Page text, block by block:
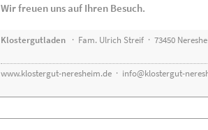
Wir freuen uns auf Ihren Besuch.
Klostergutladen · Fam. Ulrich Streif · 73450
www.klostergut-neresheim.de · info@klostergut-